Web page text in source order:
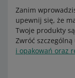
Zanim
upewnij się, że
Twoje produkty
Zwróć szczególną
i opakowań oraz